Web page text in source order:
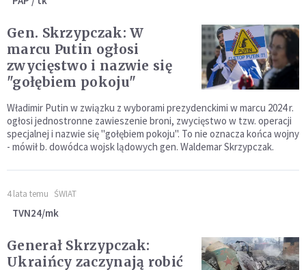
Gen. Skrzypczak: W
marcu Putin ogłosi
zwycięstwo i nazwie się
"gołębiem pokoju"
Władimir Putin w związku z wyborami prezydenckimi w marcu 2024 r.
ogłosi jednostronne zawieszenie broni, zwycięstwo w tzw. operacji
specjalnej i nazwie się "gołębiem pokoju". To nie oznacza końca wojny
- mówił b. dowódca wojsk lądowych gen. Waldemar Skrzypczak.
4 lata temu ŚWIAT
TVN24/mk
Generał Skrzypczak:
Ukraińcy zaczynają robić